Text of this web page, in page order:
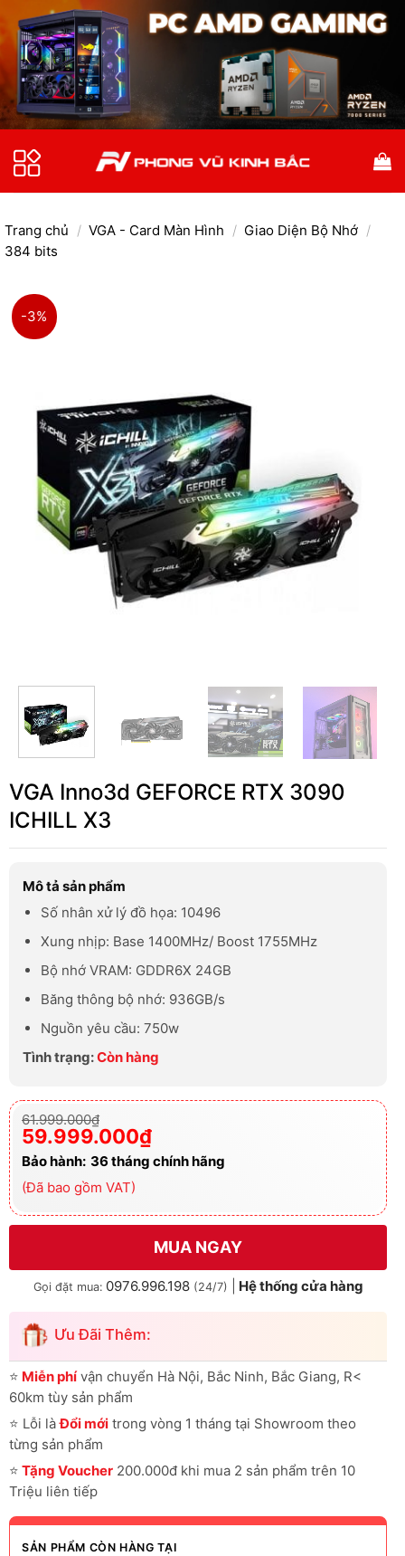
qua
nội
dung
Trang chủ / VGA - Card Màn Hình / Giao Diện Bộ Nhớ /
384 bits
-3%
VGA Inno3d GEFORCE RTX 3090
ICHILL X3
Mô tả sản phẩm
Số nhân xử lý đồ họa: 10496
Xung nhịp: Base 1400MHz/ Boost 1755MHz
Bộ nhớ VRAM: GDDR6X 24GB
Băng thông bộ nhớ: 936GB/s
Nguồn yêu cầu: 750w
Tình trạng:Còn hàng
61.999.000₫
Giá
gốc
là:
61.999.000₫.
59.999.000₫
Giá
hiện
tại
là:
59.999.000₫.
Bảo hành: 36 tháng chính hãng
(Đã bao gồm VAT)
MUA NGAY
Gọi đặt mua: 0976.996.198 (24/7) Hệ thống cửa hàng
Ưu Đãi Thêm:
⭐ Miễn phívận chuyển Hà Nội, Bắc Ninh, Bắc Giang, R<
60km tùy sản phẩm
⭐ Lỗi làĐổi mới trong vòng 1 tháng tại Showroom theo
từng sản phẩm
⭐ Tặng Voucher 200.000đ khi mua 2 sản phẩm trên 10
Triệu liên tiếp
SẢN PHẨM CÒN HÀNG TẠI